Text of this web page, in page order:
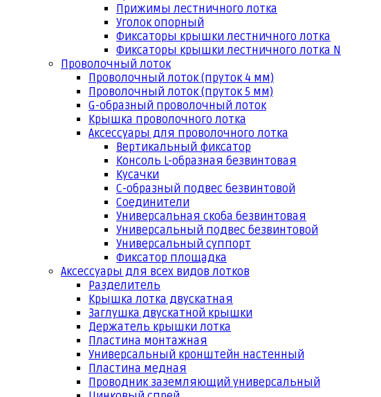
Прижимы лестничного лотка
Уголок опорный
Фиксаторы крышки лестничного лотка
Фиксаторы крышки лестничного лотка N
Проволочный лоток
Проволочный лоток (пруток 4 мм)
Проволочный лоток (пруток 5 мм)
G-образный проволочный лоток
Крышка проволочного лотка
Аксессуары для проволочного лотка
Вертикальный фиксатор
Консоль L-образная безвинтовая
Кусачки
С-образный подвес безвинтовой
Соединители
Универсальная скоба безвинтовая
Универсальный подвес безвинтовой
Универсальный суппорт
Фиксатор площадка
Аксессуары для всех видов лотков
Разделитель
Крышка лотка двускатная
Заглушка двускатной крышки
Держатель крышки лотка
Пластина монтажная
Универсальный кронштейн настенный
Пластина медная
Проводник заземляющий универсальный